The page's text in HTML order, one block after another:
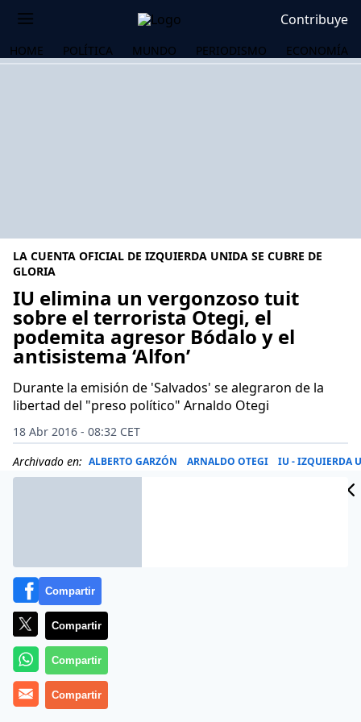
Contribuye
HOME POLÍTICA MUNDO PERIODISMO ECONOMÍA
LA CUENTA OFICIAL DE IZQUIERDA UNIDA SE CUBRE DE
GLORIA
IU elimina un vergonzoso tuit
sobre el terrorista Otegi, el
podemita agresor Bódalo y el
antisistema ‘Alfon’
Durante la emisión de 'Salvados' se alegraron de la
libertad del "preso político" Arnaldo Otegi
18 Abr 2016 - 08:32 CET
Archivado en: ALBERTO GARZÓN ARNALDO OTEGI IU - IZQUIERDA
Compartir
Compartir
Compartir
Compartir